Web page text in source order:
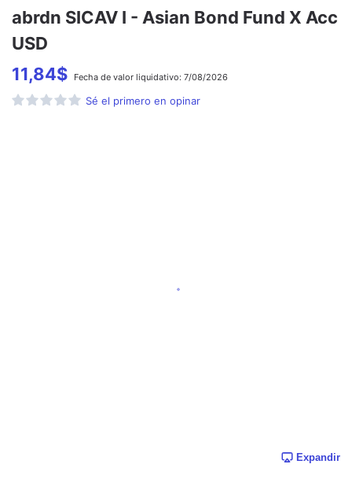
abrdn SICAV I - Asian Bond Fund X Acc
USD
11,84$ Fecha de valor liquidativo: 7/08/2026
Sé el primero en opinar
Expandir